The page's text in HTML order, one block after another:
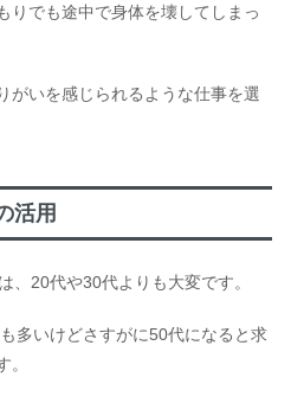
りでも途中で身体を壊してしまっ
がいを感じられるような仕事を選
活用
、20代や30代よりも大変です。
多いけどさすがに50代になると求
。